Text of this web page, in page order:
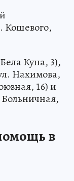
Кошевого,
Куна, 3),
Нахимова,
16) и
в